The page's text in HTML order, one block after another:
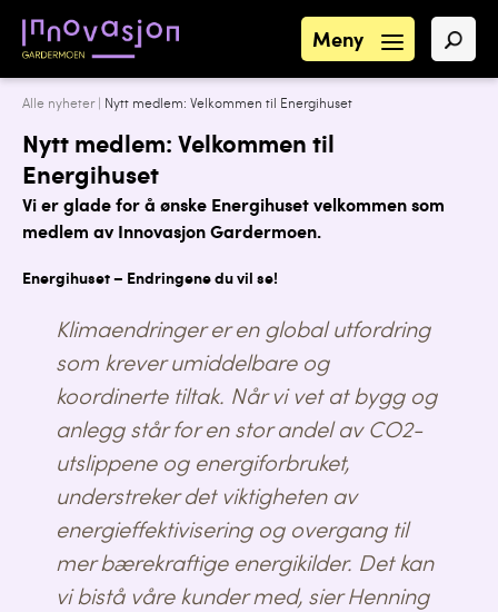
Meny
Alle nyheter| Nytt medlem: Velkommen til Energihuset
Nytt medlem: Velkommen til
Energihuset
Vi er glade for å ønske Energihuset velkommen som
medlem av Innovasjon Gardermoen.
Energihuset – Endringene du vil se!
Klimaendringer er en global utfordring
som krever umiddelbare og
koordinerte tiltak. Når vi vet at bygg og
anlegg står for en stor andel av CO2-
utslippene og energiforbruket,
understreker det viktigheten av
energieffektivisering og overgang til
mer bærekraftige energikilder. Det kan
vi bistå våre kunder med, sier Henning